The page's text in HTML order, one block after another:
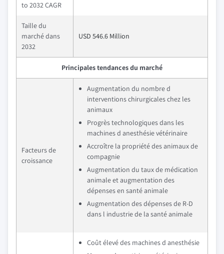
to 2032 CAGR
Taille du
marché dans
2032
USD 546.6 Million
Principales tendances du marché
Facteurs de
croissance
Augmentation du nombre d
interventions chirurgicales chez les
animaux
Progrès technologiques dans les
machines d anesthésie vétérinaire
Accroître la propriété des animaux de
compagnie
Augmentation du taux de médication
animale et augmentation des
dépenses en santé animale
Augmentation des dépenses de R-D
dans l industrie de la santé animale
Coût élevé des machines d anesthésie